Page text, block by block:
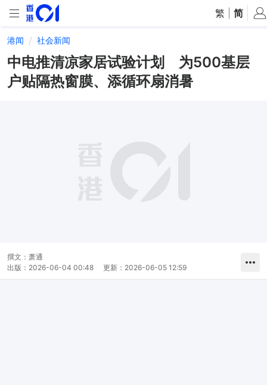
繁 简
港闻 社会新闻
中电推清凉家居试验计划 为500基层
户贴隔热窗膜、添循环扇消暑
撰文： 萧通
出版： 2026-06-04 00:48 更新： 2026-06-05 12:59